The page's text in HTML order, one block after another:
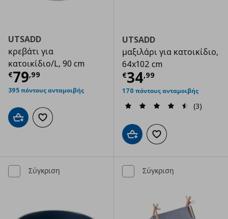
UTSADD
κρεβάτι για
κατοικίδιο/L, 90 cm
€79,99
Τρέχουσα τιμή € 79,99
395 πόντους ανταμοιβής
Προσθήκη στο καλάθι
Προσθήκη στα αγαπημένα
UTSADD
μαξιλάρι για κατοικίδιο,
64x102 cm
€34,99
Τρέχουσα
170 πόντους ανταμοιβής
(3)
Προσθήκη στο καλάθι
Προσθήκη στα
Σύγκριση Σύγκριση